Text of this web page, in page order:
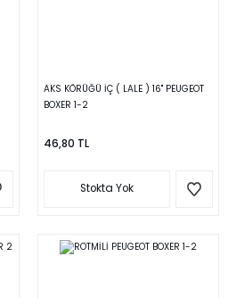
AKS KÖRÜĞÜ İÇ ( LALE ) 16'' PEUGEOT
BOXER 1-2
46,80 TL
Stokta Yok